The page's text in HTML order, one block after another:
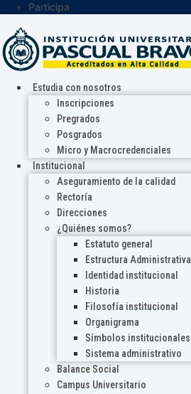
Participa
Estudia con nosotros
Inscripciones
Pregrados
Posgrados
Micro y Macrocredenciales
Institucional
Aseguramiento de la calidad
Rectoría
Direcciones
¿Quiénes somos?
Estatuto general
Estructura Administrativa
Identidad institucional
Historia
Filosofía institucional
Organigrama
Símbolos institucionales
Sistema administrativo
Balance Social
Campus Universitario